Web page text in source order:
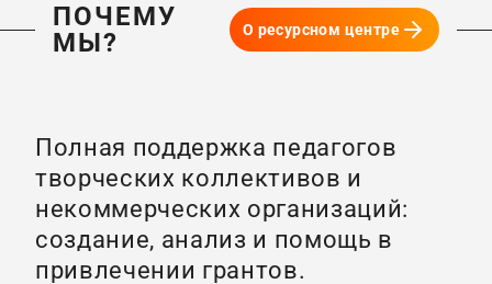
ПОЧЕМУ
МЫ?
О ресурсном центре
Полная поддержка педагогов
творческих коллективов и
некоммерческих организаций:
создание, анализ и помощь в
привлечении грантов.